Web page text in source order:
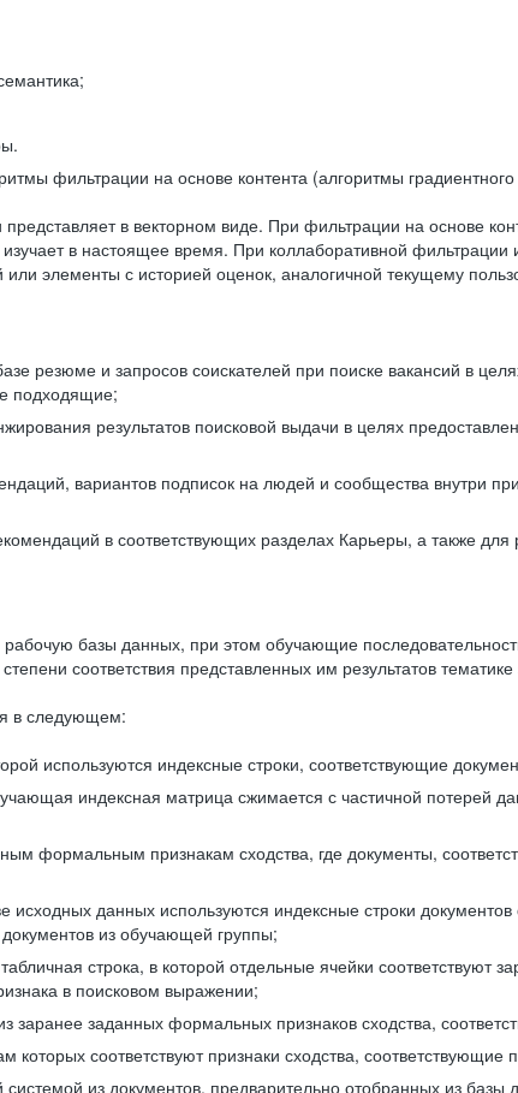
фильтрации на основе контента (алгоритмы
в векторном виде. При фильтрации на основе
в настоящее время. При коллаборативной
элементы с историей оценок, аналогичной текущему
резюме и запросов соискателей при поиске вакансий в
подходящие;
результатов поисковой выдачи в целях
вариантов подписок на людей и сообщества внутри
в соответствующих разделах Карьеры, а также
базы данных, при этом обучающие
соответствия представленных им результатов тематике
в следующем:
используются индексные строки, соответствующие
индексная матрица сжимается с частичной потерей
формальным признакам сходства, где документы,
данных используются индексные строки
из обучающей группы;
строка, в которой отдельные ячейки соответствуют
в поисковом выражении;
заранее заданных формальных признаков сходства,
соответствуют признаки сходства,
из документов, предварительно отобранных из базы